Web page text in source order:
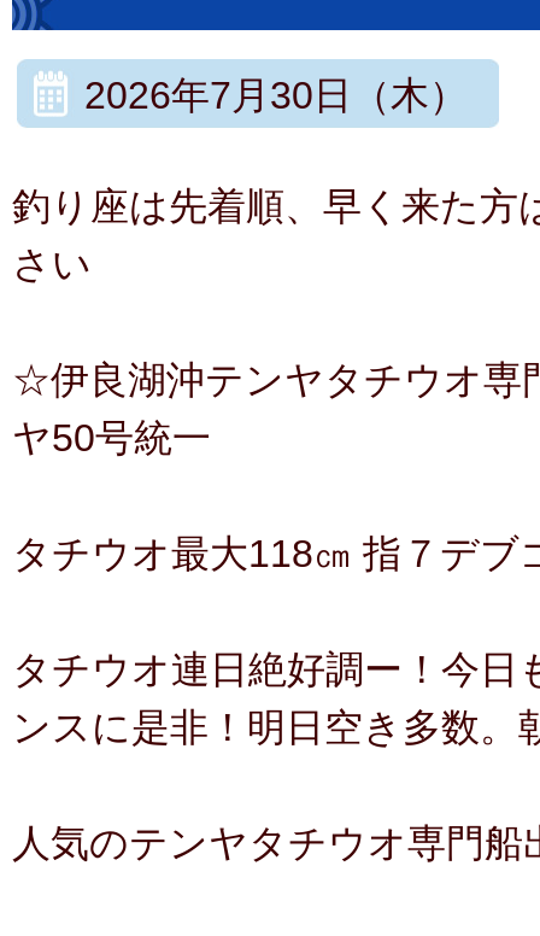
2026年7月30日（木）
釣り座は先着順、早く来た
さい
☆伊良湖沖テンヤタチウオ
ヤ50号統一
タチウオ最大118㎝ 指７デブ
タチウオ連日絶好調ー！今
ンスに是非！明日空き多数。
人気のテンヤタチウオ専門